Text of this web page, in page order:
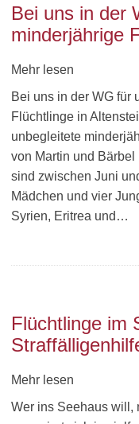
Bei uns in der
minderjährige
Mehr lesen
Bei uns in der WG für
Flüchtlinge in
unbegleitete
von Martin und
sind zwischen Juni
Mädchen und vier
Syrien, Eritrea und…
Flüchtlinge im
Mehr lesen
Wer ins Seehaus will,